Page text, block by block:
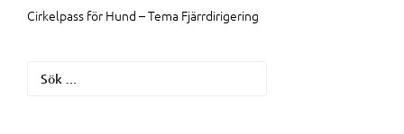
Cirkelpass för Hund – Tema Fjärrdirigering
Sök